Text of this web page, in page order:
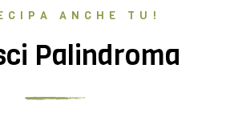
ANCHE TU!
Palindroma